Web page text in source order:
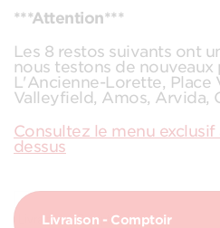
***Attention***
Les 8 restos suivants ont
nous testons de
L'Ancienne-Lorette, Place
Valleyfield, Amos, Arvida,
Consultez le menu
dessus
Livraison - Comptoir